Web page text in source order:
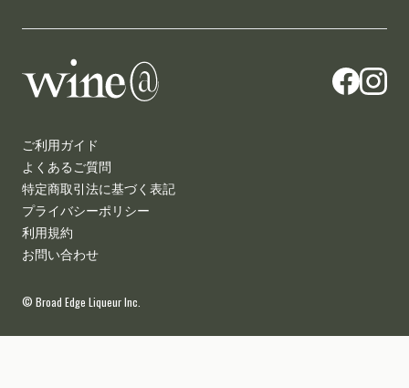
wine@とは
ご利用ガイド
よくあるご質問
特定商取引法に基づく表記
プライバシーポリシー
利用規約
お問い合わせ
© Broad Edge Liqueur Inc.